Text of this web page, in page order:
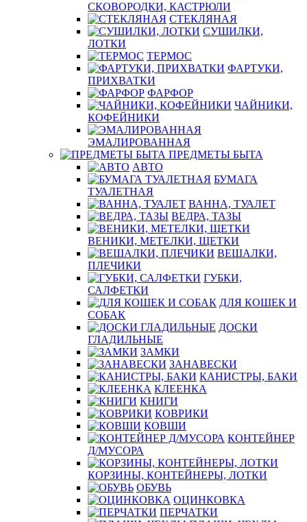
СКОВОРОДКИ, КАСТРЮЛИ
СТЕКЛЯНАЯ
СУШИЛКИ,
ЛОТКИ
ТЕРМОС
ФАРТУКИ,
ПРИХВАТКИ
ФАРФОР
ЧАЙНИКИ,
КОФЕЙНИКИ
ЭМАЛИРОВАННАЯ
ПРЕДМЕТЫ БЫТА
АВТО
БУМАГА
ТУАЛЕТНАЯ
ВАННА, ТУАЛЕТ
ВЕДРА, ТАЗЫ
ВЕНИКИ, МЕТЕЛКИ, ЩЕТКИ
ВЕШАЛКИ,
ПЛЕЧИКИ
ГУБКИ,
САЛФЕТКИ
ДЛЯ КОШЕК И
СОБАК
ДОСКИ
ГЛАДИЛЬНЫЕ
ЗАМКИ
ЗАНАВЕСКИ
КАНИСТРЫ, БАКИ
КЛЕЕНКА
КНИГИ
КОВРИКИ
КОВШИ
КОНТЕЙНЕР
Д/МУСОРА
КОРЗИНЫ, КОНТЕЙНЕРЫ, ЛОТКИ
ОБУВЬ
ОЦИНКОВКА
ПЕРЧАТКИ